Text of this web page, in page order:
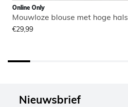
Online Only
Mouwloze blouse met hoge hals
€29,99
Nieuwsbrief